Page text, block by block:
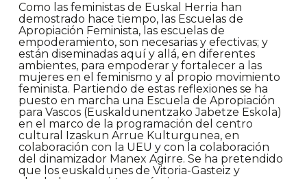
Como las feministas de Euskal Herria han
demostrado hace tiempo, las Escuelas de
Apropiación Feminista, las escuelas de
empoderamiento, son necesarias y efectivas; y
están diseminadas aquí y allá, en diferentes
ambientes, para empoderar y fortalecer a las
mujeres en el feminismo y al propio movimiento
feminista. Partiendo de estas reflexiones se ha
puesto en marcha una Escuela de Apropiación
para Vascos (Euskaldunentzako Jabetze Eskola)
en el marco de la programación del centro
cultural Izaskun Arrue Kulturgunea, en
colaboración con la UEU y con la colaboración
del dinamizador Manex Agirre. Se ha pretendido
que los euskaldunes de Vitoria-Gasteiz y